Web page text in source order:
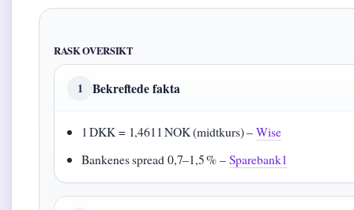
RASK OVERSIKT
1 Bekreftede fakta
1 DKK = 1,4611 NOK (midtkurs) –Wise
Bankenes spread 0,7–1,5 % –Sparebank1